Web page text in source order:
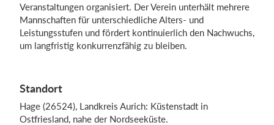
Veranstaltungen organisiert. Der Verein unterhält mehrere
Mannschaften für unterschiedliche Alters- und
Leistungsstufen und fördert kontinuierlich den Nachwuchs,
um langfristig konkurrenzfähig zu bleiben.
Standort
Hage (26524), Landkreis Aurich: Küstenstadt in
Ostfriesland, nahe der Nordseeküste.